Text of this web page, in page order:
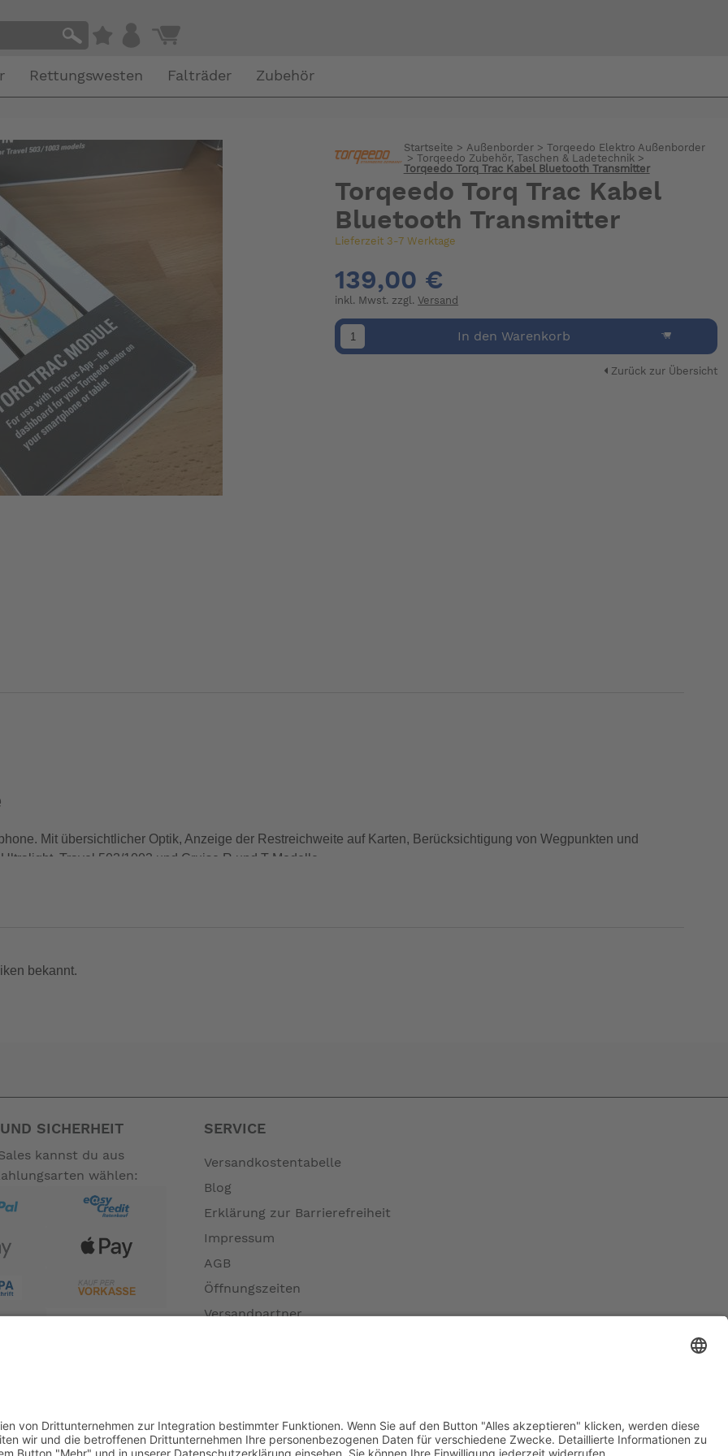
Rettungswesten Falträder Zubehör
Startseite > Außenborder> Torqeedo Elektro Außenborder
> Torqeedo Zubehör, Taschen & Ladetechnik>
Torqeedo Torq Trac Kabel Bluetooth Transmitter
Torqeedo Torq Trac Kabel
Bluetooth Transmitter
Lieferzeit 3-7 Werktage
139,00 €
inkl. Mwst. zzgl. Versand
In den Warenkorb
Zurück zur Übersicht
Mit übersichtlicher Optik, Anzeige der Restreichweite auf Karten, Berücksichtigung von Wegpunkten und
Travel 503/1003 und Cruise R und T Modelle.
unterwegs ist
bekannt.
SICHERHEIT
kannst du aus
wählen:
SERVICE
Versandkostentabelle
Blog
Erklärung zur Barrierefreiheit
Impressum
AGB
Öffnungszeiten
Versandpartner
Widerrufsrecht MS